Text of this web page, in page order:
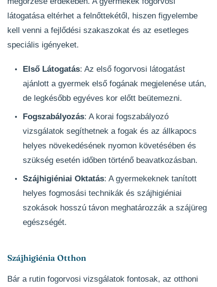
látogatása eltérhet a felnőttekétől, hiszen figyelembe
kell venni a fejlődési szakaszokat és az esetleges
speciális igényeket.
Első Látogatás: Az első fogorvosi látogatást
ajánlott a gyermek első fogának megjelenése után,
de legkésőbb egyéves kor előtt beütemezni.
Fogszabályozás: A korai fogszabályozó
vizsgálatok segíthetnek a fogak és az állkapocs
helyes növekedésének nyomon követésében és
szükség esetén időben történő beavatkozásban.
Szájhigiéniai Oktatás: A gyermekeknek tanított
helyes fogmosási technikák és szájhigiéniai
szokások hosszú távon meghatározzák a szájüreg
egészségét.
Szájhigiénia Otthon
Bár a rutin fogorvosi vizsgálatok fontosak, az otthoni